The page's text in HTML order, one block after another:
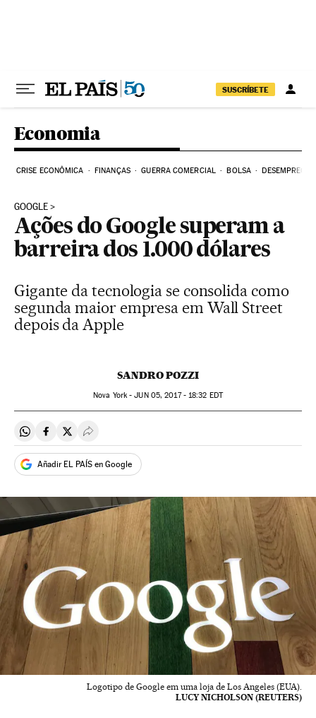
SUSCRÍBETE
Economia
CRISE ECONÔMICA FINANÇAS GUERRA COMERCIAL BOLSA DESEMPREGO
GOOGLE
Ações do Google superam a
barreira dos 1.000 dólares
Gigante da tecnologia se consolida como
segunda maior empresa em Wall Street
depois da Apple
SANDRO POZZI
Nova York -JUN05, 2017 - 18:32 EDT
Compartir en Whatsapp
Compartir en Facebook
Compartir en Twitter
Desplegar Redes Sociales
Añadir EL PAÍS en Google
Logotipo de Google em uma loja de Los Angeles (EUA).
LUCY NICHOLSON (REUTERS)